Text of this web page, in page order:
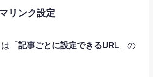
リンク設定
「記事ごとに設定できるURL 」の